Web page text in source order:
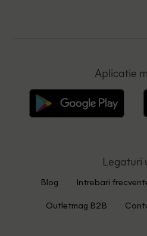
Aplicatie
Legaturi
Blog Intrebari
Outletmag B2B